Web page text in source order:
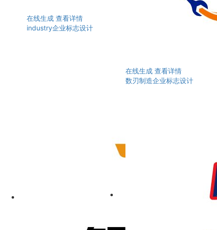
在线生成 查看详情
industry企业标志设计
在线生成 查看详情
数刃制造企业标志设计